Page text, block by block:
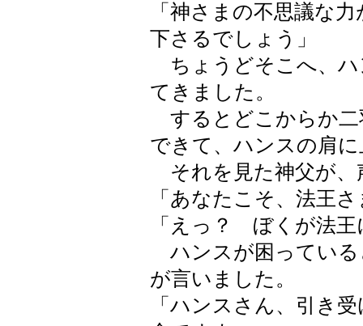
「神さまの不思議な
下さるでしょう」
ちょうどそこへ、ハ
てきました。
するとどこからか二
できて、ハンスの肩
それを見た神父が、
「あなたこそ、法王
「えっ？ ぼくが法王
ハンスが困っている
が言いました。
「ハンスさん、引き